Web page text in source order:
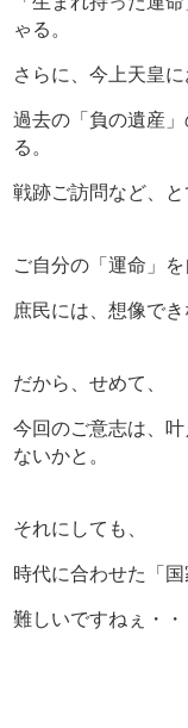
ゃる。
さらに、今上天皇に
過去の「負の遺産
る。
戦跡ご訪問など、と
ご自分の「運命」
庶民には、想像で
だから、せめて、
今回のご意志は、
ないかと。
それにしても、
時代に合わせた「国
難しいですねぇ・・